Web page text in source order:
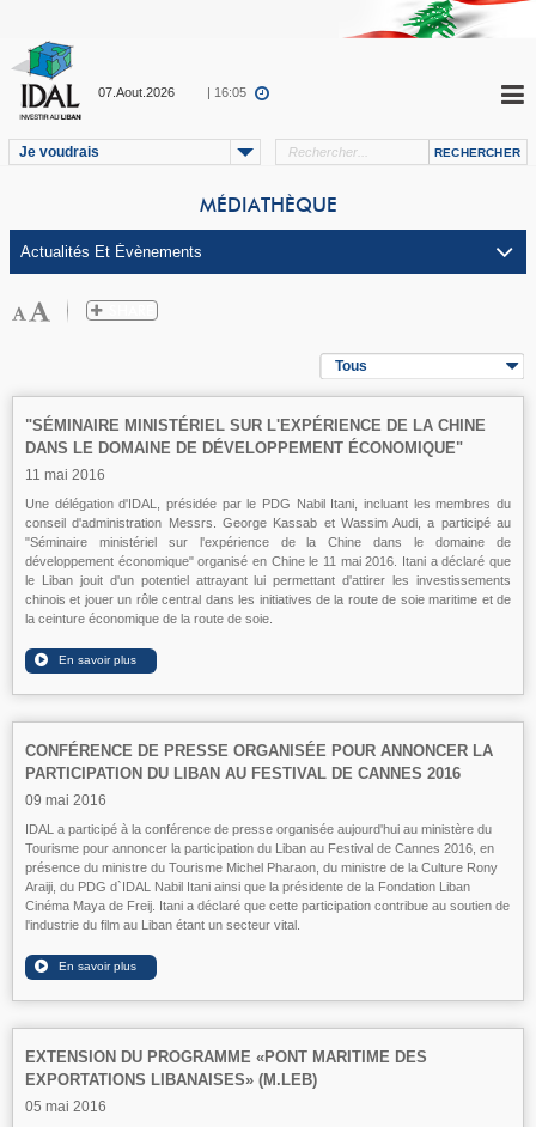
07.Aout.2026 | 16:05
Je voudrais
MÉDIATHÈQUE
Tous
"SÉMINAIRE MINISTÉRIEL SUR L'EXPÉRIENCE DE LA CHINE
DANS LE DOMAINE DE DÉVELOPPEMENT ÉCONOMIQUE"
11 mai 2016
Une délégation d'IDAL, présidée par le PDG Nabil Itani, incluant les membres du
conseil d'administration Messrs. George Kassab et Wassim Audi, a participé au
"Séminaire ministériel sur l'expérience de la Chine dans le domaine de
développement économique" organisé en Chine le 11 mai 2016. Itani a déclaré que
le Liban jouit d'un potentiel attrayant lui permettant d'attirer les investissements
chinois et jouer un rôle central dans les initiatives de la route de soie maritime et de
la ceinture économique de la route de soie.
CONFÉRENCE DE PRESSE ORGANISÉE POUR ANNONCER LA
PARTICIPATION DU LIBAN AU FESTIVAL DE CANNES 2016
09 mai 2016
IDAL a participé à la conférence de presse organisée aujourd'hui au ministère du
Tourisme pour annoncer la participation du Liban au Festival de Cannes 2016, en
présence du ministre du Tourisme Michel Pharaon, du ministre de la Culture Rony
Araiji, du PDG d`IDAL Nabil Itani ainsi que la présidente de la Fondation Liban
Cinéma Maya de Freij. Itani a déclaré que cette participation contribue au soutien de
l'industrie du film au Liban étant un secteur vital.
EXTENSION DU PROGRAMME «PONT MARITIME DES
EXPORTATIONS LIBANAISES» (M.LEB)
05 mai 2016